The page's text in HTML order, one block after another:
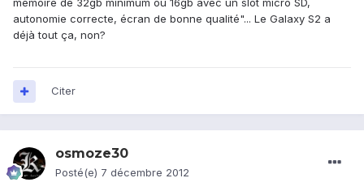
mémoire de 32gb minimum ou 16gb avec un slot micro SD,
autonomie correcte, écran de bonne qualité"... Le Galaxy S2 a
déjà tout ça, non?
Citer
osmoze30
Posté(e) 7 décembre 2012